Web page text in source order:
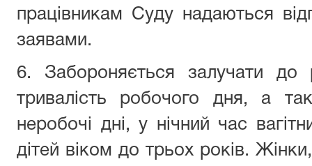
працівникам Суду надаються
заявами.
6. Забороняється залучати до
тривалість робочого дня, а
неробочі дні, у нічний час
дітей віком до трьох років.